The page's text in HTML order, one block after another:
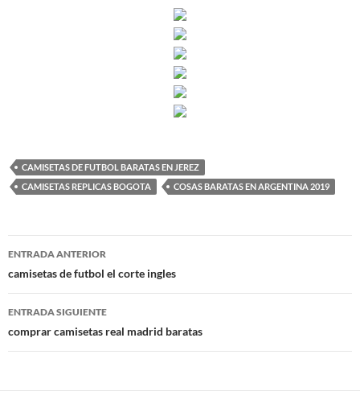
CAMISETAS DE FUTBOL BARATAS EN JEREZ
CAMISETAS REPLICAS BOGOTA
COSAS BARATAS EN ARGENTINA 2019
Navegación
de
entradas
ENTRADA ANTERIOR
camisetas de futbol el corte ingles
ENTRADA SIGUIENTE
comprar camisetas real madrid baratas